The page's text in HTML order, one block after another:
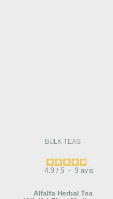
BULK TEAS
4.9 / 5 - 9 avis
Alfalfa Herbal Tea